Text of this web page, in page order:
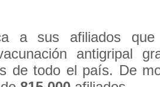
a sus afiliados
antigripal
de todo el país. De